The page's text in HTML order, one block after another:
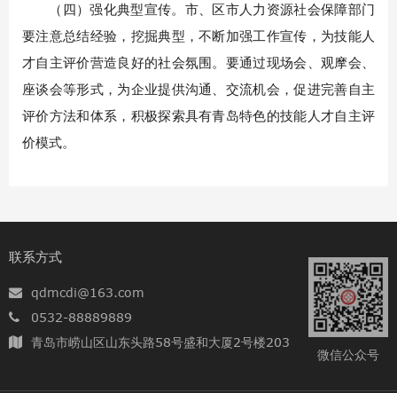
（四）强化典型宣传。市、区市人力资源社会保障部门
要注意总结经验，挖掘典型，不断加强工作宣传，为技能人
才自主评价营造良好的社会氛围。要通过现场会、观摩会、
座谈会等形式，为企业提供沟通、交流机会，促进完善自主
评价方法和体系，积极探索具有青岛特色的技能人才自主评
价模式。
联系方式
qdmcdi@163.com
0532-88889889
青岛市崂山区山东头路58号盛和大厦2号楼203
微信公众号